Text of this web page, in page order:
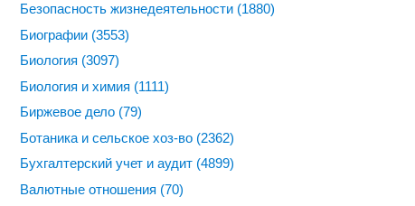
Безопасность жизнедеятельности (1880)
Биографии (3553)
Биология (3097)
Биология и химия (1111)
Биржевое дело (79)
Ботаника и сельское хоз-во (2362)
Бухгалтерский учет и аудит (4899)
Валютные отношения (70)